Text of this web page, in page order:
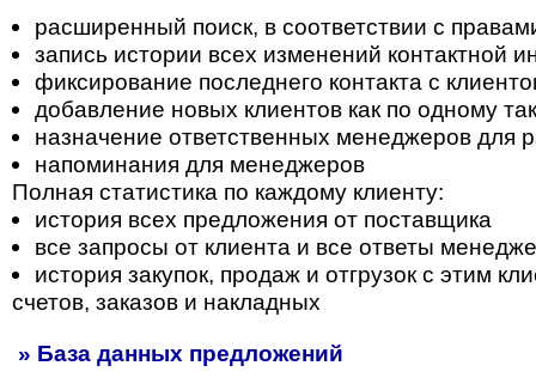
расширенный поиск, в соответствии с
запись истории всех изменений контактной
фиксирование последнего контакта с
добавление новых клиентов как по одному
назначение ответственных менеджеров для
напоминания для менеджеров
Полная статистика по каждому клиенту:
история всех предложения от поставщика
все запросы от клиента и все ответы
история закупок, продаж и отгрузок с этим
счетов, заказов и накладных
» База данных предложений